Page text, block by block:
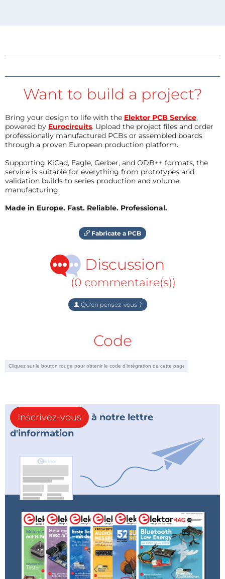
Want to build a project?
Bring your design to life with the Elektor PCB Service,
powered by Eurocircuits. Upload the project files and order
professionally manufactured PCBs or assembled boards
through a proven European production platform.
Supporting KiCad, Eagle, Gerber, and ODB++ formats, the
service is suitable for everything from prototypes and
validation builds to series production and volume
manufacturing.
Made in Europe. Fast. Reliable. Professional.
Fabricate a PCB
Discussion
(0 commentaire(s))
Qu'en pensez-vous ?
Code
Inscrivez-vous
à notre lettre
d'information